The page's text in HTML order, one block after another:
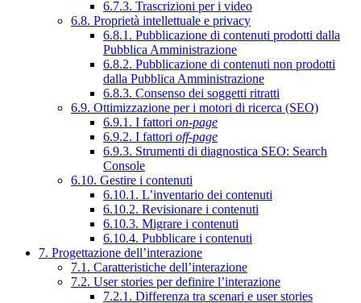
6.7.3. Trascrizioni per i video
6.8. Proprietà intellettuale e privacy
6.8.1. Pubblicazione di contenuti prodotti dalla
Pubblica Amministrazione
6.8.2. Pubblicazione di contenuti non prodotti
dalla Pubblica Amministrazione
6.8.3. Consenso dei soggetti ritratti
6.9. Ottimizzazione per i motori di ricerca (SEO)
6.9.1. I fattori on-page
6.9.2. I fattori off-page
6.9.3. Strumenti di diagnostica SEO: Search
Console
6.10. Gestire i contenuti
6.10.1. L’inventario dei contenuti
6.10.2. Revisionare i contenuti
6.10.3. Migrare i contenuti
6.10.4. Pubblicare i contenuti
7. Progettazione dell’interazione
7.1. Caratteristiche dell’interazione
7.2. User stories per definire l’interazione
7.2.1. Differenza tra scenari e user stories